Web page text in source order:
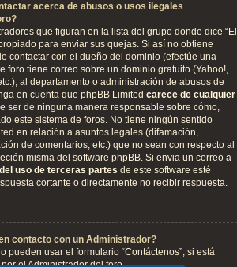
acerca de abusos o usos ilegales
que figuran en la lista del grupo donde dice “El
para enviar sus quejas. Si así no obtiene
contactar con el dueño del dominio (efectúe una
foro tiene correo sobre un dominio gratuito (Yahoo!,
al departamento o administración de abusos de
en cuenta que phpBB Limited carece de cualquier
ser de ninguna manera responsable sobre cómo,
este sistema de foros. No tiene ningún sentido
en relación a asuntos legales (difamación,
de comentarios, etc.) que no sean con respecto al
misma del software phpBB. Si envia un correo a
uso de terceras partes de este software esté
cortante o directamente no recibir respuesta.
contacto con un Administrador?
pueden usar el formulario “Contáctenos”, si está
el Administrador del foro.